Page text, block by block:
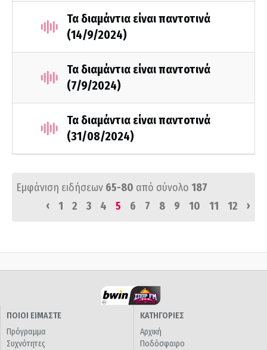
Τα διαμάντια είναι παντοτινά
(14/9/2024)
Τα διαμάντια είναι παντοτινά
(7/9/2024)
Τα διαμάντια είναι παντοτινά
(31/08/2024)
Εμφάνιση ειδήσεων 65-80 από σύνολο 187
‹
1 2 3 4 5 6 7 8 9 10 11 12 ›
ΠΟΙΟΙ ΕΙΜΑΣΤΕ
Πρόγραμμα
Συχνότητες
ΚΑΤΗΓΟΡΙΕΣ
Αρχική
Ποδόσφαιρο